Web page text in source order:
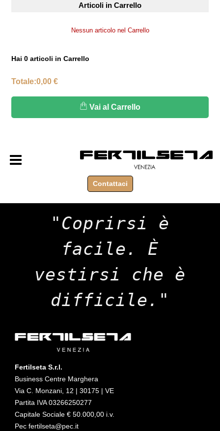
Articoli in Carrello
Nessun articolo nel Carrello
Hai 0 articoli in Carrello
Totale:0,00 €
Vai al Carrello
Contattaci
"Coprirsi è
facile. È
vestirsi che è
difficile."
Fertilseta S.r.l.
Business Centre Marghera
Via C. Monzani, 12 | 30175 | VE
Partita IVA 03266250277
Capitale Sociale € 50.000,00 i.v.
Pec fertilseta@pec.it